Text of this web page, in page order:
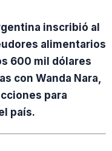
inscribió al
alimentarios
600 mil dólares
con Wanda Nara,
para
país.